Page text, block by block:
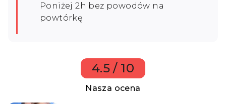
Poniżej 2h bez powodów na
powtórkę
4.5 / 10
Nasza ocena